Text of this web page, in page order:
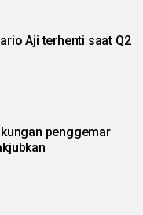
Aji terhenti saat Q2
penggemar